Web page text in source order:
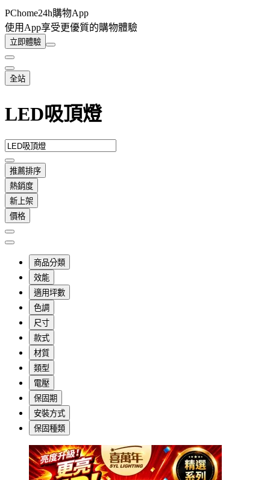
PChome24h購物App
使用App享受更優質的購物體驗
立即體驗
全站
LED吸頂燈
推薦排序
熱銷度
新上架
價格
商品分類
效能
適用坪數
色調
尺寸
款式
材質
類型
電壓
保固期
安裝方式
保固種類